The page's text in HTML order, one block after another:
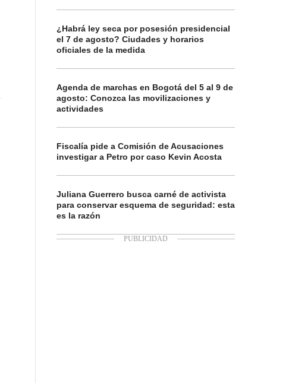
¿Habrá ley seca por posesión presidencial
el 7 de agosto? Ciudades y horarios
oficiales de la medida
Agenda de marchas en Bogotá del 5 al 9 de
agosto: Conozca las movilizaciones y
actividades
Fiscalía pide a Comisión de Acusaciones
investigar a Petro por caso Kevin Acosta
Juliana Guerrero busca carné de activista
para conservar esquema de seguridad: esta
es la razón